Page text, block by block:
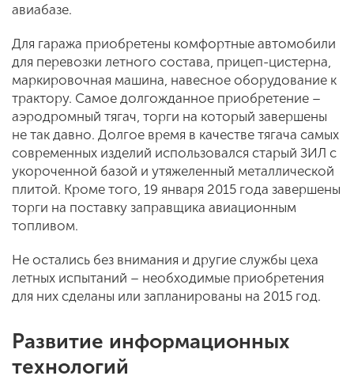
авиабазе.
Для гаража приобретены комфортные автомобили
для перевозки летного состава, прицеп-цистерна,
маркировочная машина, навесное оборудование к
трактору. Самое долгожданное приобретение –
аэродромный тягач, торги на который завершены
не так давно. Долгое время в качестве тягача самых
современных изделий использовался старый ЗИЛ с
укороченной базой и утяжеленный металлической
плитой. Кроме того, 19 января 2015 года завершены
торги на поставку заправщика авиационным
топливом.
Не остались без внимания и другие службы цеха
летных испытаний – необходимые приобретения
для них сделаны или запланированы на 2015 год.
Развитие информационных
технологий